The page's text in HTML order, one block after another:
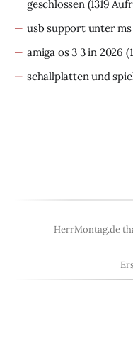
geschlossen (1319
usb support unter
amiga os 3 3 in 2026
schallplatten und
HerrMontag.de